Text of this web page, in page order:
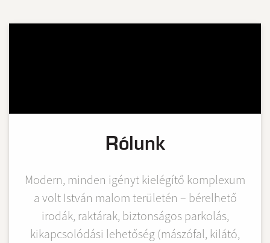
Rólunk
Modern, minden igényt kielégítő komplexum
a volt István malom területén – bérelhető
irodák, raktárak, biztonságos parkolás,
kikapcsolódási lehetőség (mászófal, kilátó,